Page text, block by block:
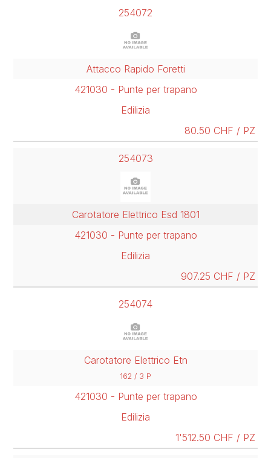
254072
Attacco Rapido Foretti
421030 - Punte per trapano
Edilizia
80.50 CHF / PZ
254073
Carotatore Elettrico Esd 1801
421030 - Punte per trapano
Edilizia
907.25 CHF / PZ
254074
Carotatore Elettrico Etn
162 / 3 P
421030 - Punte per trapano
Edilizia
1'512.50 CHF / PZ